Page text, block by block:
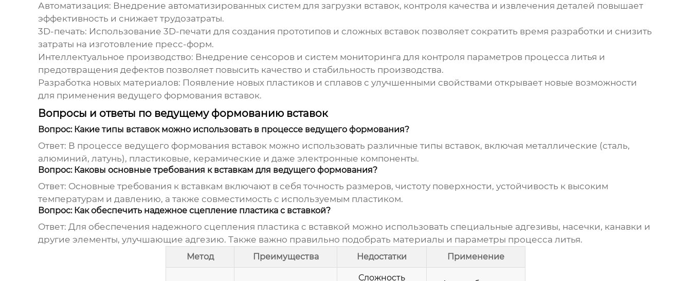
Автоматизация: Внедрение автоматизированных систем для загрузки вставок, контроля качества и извлечения деталей повышает
эффективность и снижает трудозатраты.
3D-печать: Использование 3D-печати для создания прототипов и сложных вставок позволяет сократить время разработки и снизить
затраты на изготовление пресс-форм.
Интеллектуальное производство: Внедрение сенсоров и систем мониторинга для контроля параметров процесса литья и
предотвращения дефектов позволяет повысить качество и стабильность производства.
Разработка новых материалов: Появление новых пластиков и сплавов с улучшенными свойствами открывает новые возможности
для применения ведущего формования вставок.
Вопросы и ответы по ведущему формованию вставок
Вопрос: Какие типы вставок можно использовать в процессе ведущего формования?
Ответ: В процессе ведущего формования вставокможно использовать различные типы вставок, включая металлические (сталь,
алюминий, латунь), пластиковые, керамические и даже электронные компоненты.
Вопрос: Каковы основные требования к вставкам для ведущего формования?
Ответ: Основные требования к вставкам включают в себя точность размеров, чистоту поверхности, устойчивость к высоким
температурам и давлению, а также совместимость с используемым пластиком.
Вопрос: Как обеспечить надежное сцепление пластика с вставкой?
Ответ: Для обеспечения надежного сцепления пластика с вставкой можно использовать специальные адгезивы, насечки, канавки и
другие элементы, улучшающие адгезию. Также важно правильно подобрать материалы и параметры процесса литья.
Метод Преимущества Недостатки Применение
Сложность